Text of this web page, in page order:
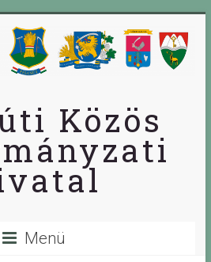
Közös
Menü